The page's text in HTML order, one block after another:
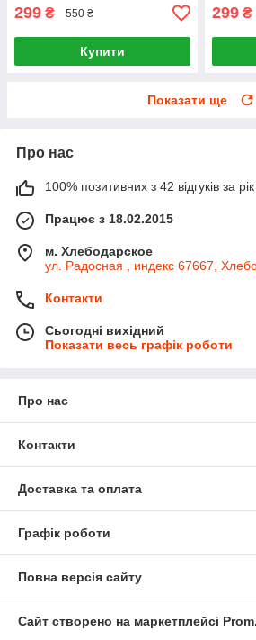
299 ₴ 550 ₴
Купити
299 ₴
Показати ще
Про нас
100% позитивних з 42 відгуків за рік
Працює з 18.02.2015
м. Хлебодарское
ул. Радосная , индекс 67667,
Контакти
Сьогодні вихідний
Показати весь графік роботи
Про нас
Контакти
Доставка та оплата
Графік роботи
Повна версія сайту
Сайт створено на маркетплейсі